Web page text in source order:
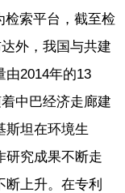
检索平台，截至检
外，我国与共建
由2014年的13
中巴经济走廊建
坦在环境生
研究成果不断走
上升。在专利